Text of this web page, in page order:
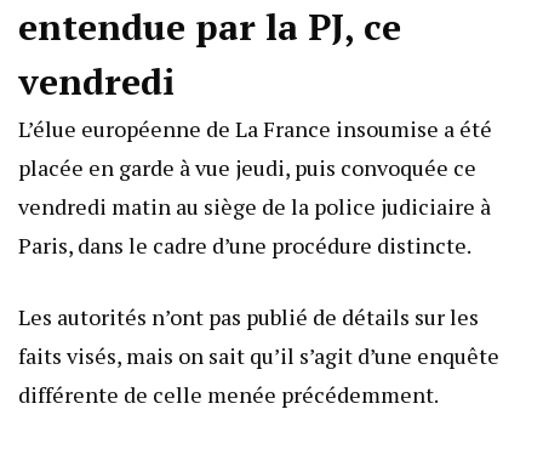
entendue par la PJ, ce
vendredi
L’élue européenne de La France insoumise a été
placée en garde à vue jeudi, puis convoquée ce
vendredi matin au siège de la police judiciaire à
Paris, dans le cadre d’une procédure distincte.
Les autorités n’ont pas publié de détails sur les
faits visés, mais on sait qu’il s’agit d’une enquête
différente de celle menée précédemment.